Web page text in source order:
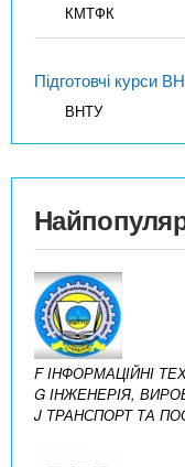
КМТФК
Підготовчі курси
ВНТУ
F ІНФОРМАЦІЙНІ
G ІНЖЕНЕРІЯ,
J ТРАНСПОРТ ТА